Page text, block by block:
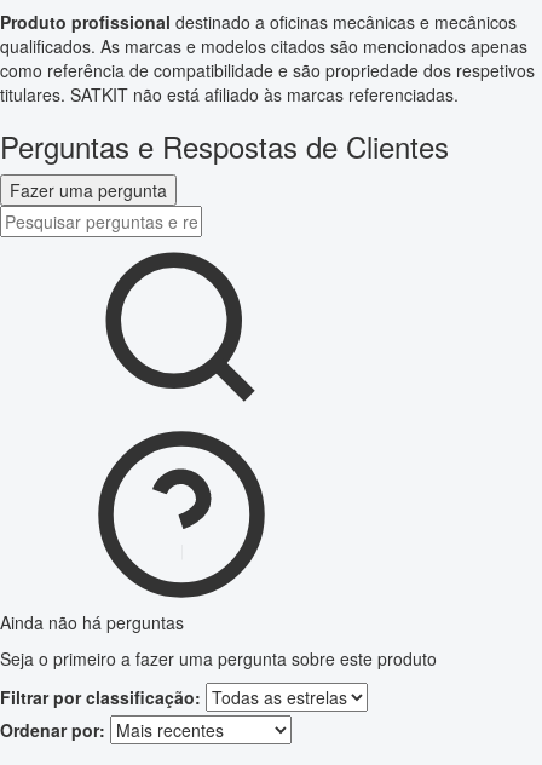
Produto profissional destinado a oficinas mecânicas e mecânicos
qualificados. As marcas e modelos citados são mencionados apenas
como referência de compatibilidade e são propriedade dos respetivos
titulares. SATKIT não está afiliado às marcas referenciadas.
Perguntas e Respostas de Clientes
Fazer uma pergunta
Ainda não há perguntas
Seja o primeiro a fazer uma pergunta sobre este produto
Filtrar por classificação:
Ordenar por: